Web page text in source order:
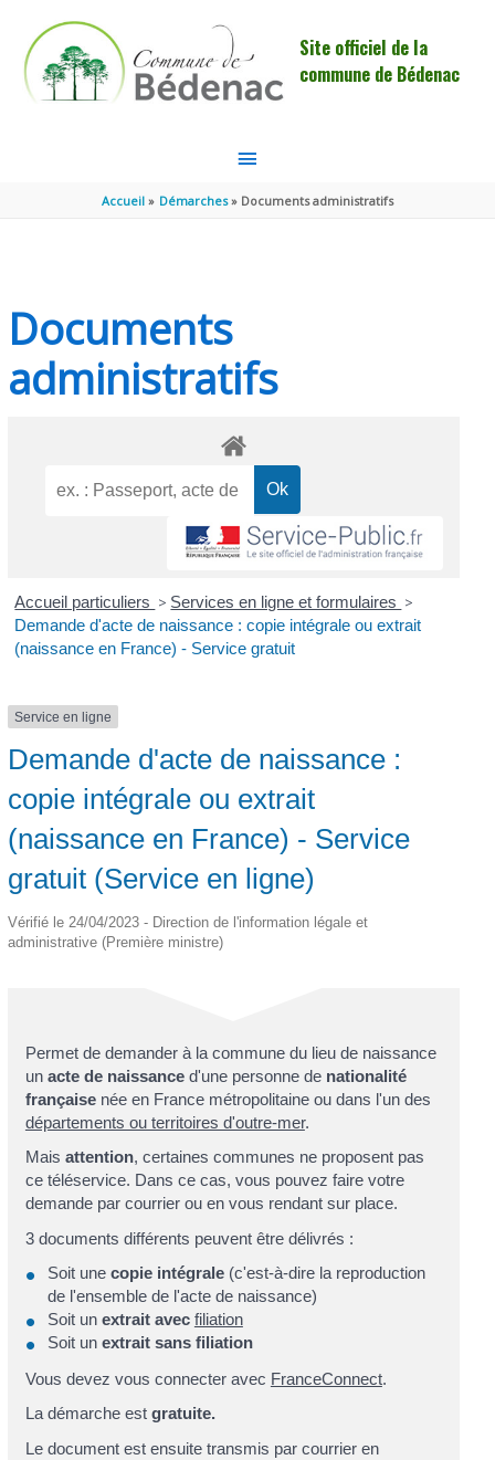
Site officiel de la
commune de Bédenac
MENU
PRINCIPAL
Accueil Démarches Documents administratifs
Documents
administratifs
Accueil particuliers > Services en ligne et formulaires >
Demande d'acte de naissance : copie intégrale ou extrait
(naissance en France) - Service gratuit
Service en ligne
Demande d'acte de naissance :
copie intégrale ou extrait
(naissance en France) - Service
gratuit (Service en ligne)
Vérifié le 24/04/2023 - Direction de l'information légale et
administrative (Première ministre)
Permet de demander à la commune du lieu de naissance
un acte de naissanced'une personne de nationalité
françaisenée en France métropolitaine ou dans l'un des
départements ou territoires d'outre-mer.
Mais attention, certaines communes ne proposent pas
ce téléservice. Dans ce cas, vous pouvez faire votre
demande par courrier ou en vous rendant sur place.
3 documents différents peuvent être délivrés :
Soit une copie intégrale(c'est-à-dire la reproduction
de l'ensemble de l'acte de naissance)
Soit un extrait avec filiation
Soit un extrait sans filiation
Vous devez vous connecter avec FranceConnect.
La démarche est gratuite.
Le document est ensuite transmis par courrier en